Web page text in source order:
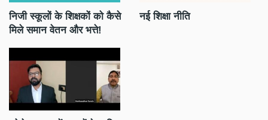
निजी स्कूलों के शिक्षकों को कैसे
मिले समान वेतन और भत्ते!
नई शिक्षा नीति